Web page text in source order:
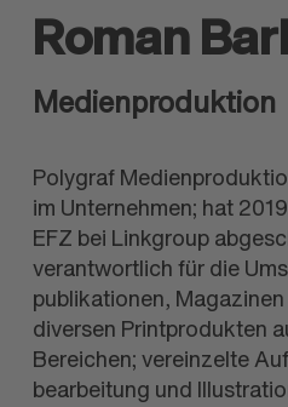
Roman
Medienproduktion
Polygraf
im Unternehmen; hat
EFZ bei Linkgroup
verantwortlich für die
publikationen,
diversen Printprodukten
Bereichen; vereinzelte
bearbeitung und